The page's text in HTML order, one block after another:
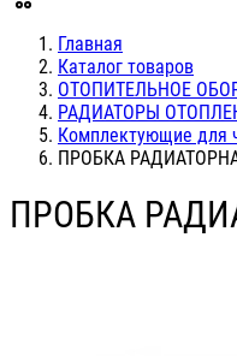
Главная
Каталог товаров
ОТОПИТЕЛЬНОЕ
РАДИАТОРЫ
Комплектующие для
ПРОБКА
ПРОБКА